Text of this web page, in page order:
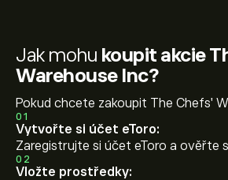
Jak mohu koupit akcie
Warehouse Inc?
Pokud chcete zakoupit The Chefs'
01
Vytvořte si účet eToro:
Zaregistrujte si účet eToro a ověřte
02
Vložte prostředky: